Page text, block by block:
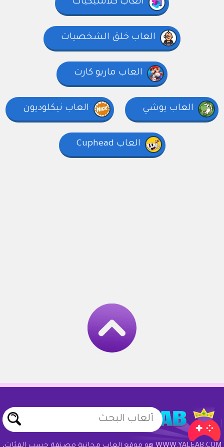
العاب كلاسيكيات
العاب خلق الشخصيات
العاب ماريو كارت
العاب يوشي العاب نيكلوديون
العاب Cuphead